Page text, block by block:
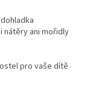
nátěry ani mořidly
pro vaše dítě